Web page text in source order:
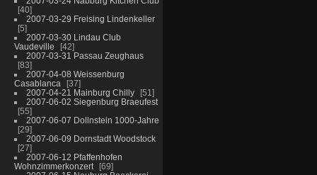
40
2007-03-29 Freising Lindenkeller
5
2007-03-30 Lindau Club
Vaudeville
42
2007-03-31 Passau Zeughaus
83
2007-04-08 Weissenburg
Casablanca
37
2007-04-21 Mainburg Chilly
51
2007-06-02 Siegenburg Braeufest
55
2007-06-07 Dollnstein 1000-Jahre
29
2007-06-09 Dornstadt Woodstock
27
2007-06-12 Pfaffenhofen
Wohnzimmerkonzert
69